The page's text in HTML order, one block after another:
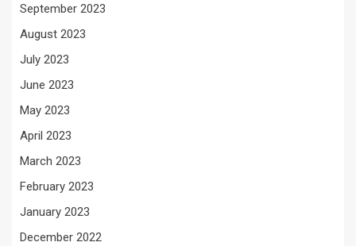
September 2023
August 2023
July 2023
June 2023
May 2023
April 2023
March 2023
February 2023
January 2023
December 2022